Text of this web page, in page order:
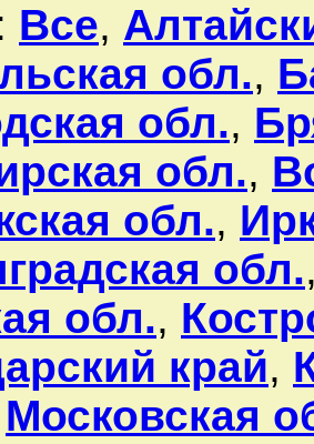
Все,
обл.,
обл.,
обл.,
обл.,
обл.
обл.,
край,
Московская